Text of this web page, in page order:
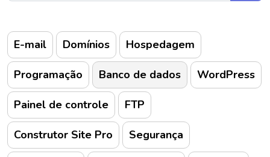
E-mail Domínios Hospedagem
Programação Banco de dados WordPress
Painel de controle FTP
Construtor Site Pro Segurança